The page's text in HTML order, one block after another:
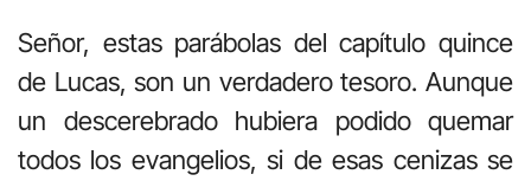
Señor, estas parábolas del capítulo quince
de Lucas, son un verdadero tesoro. Aunque
un descerebrado hubiera podido quemar
todos los evangelios, si de esas cenizas se